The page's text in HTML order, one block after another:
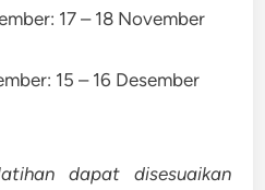
17 – 18 November
15 – 16 Desember
dapat disesuaikan